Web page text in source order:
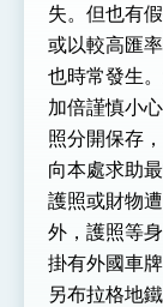
失。但也有
或以較高匯
也時常發生
加倍謹慎小
照分開保存
向本處求助
護照或財物
外，護照等
掛有外國車
另布拉格地